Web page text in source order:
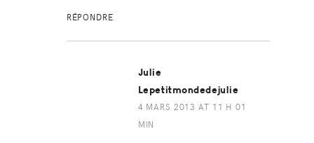
RÉPONDRE
Julie
Lepetitmondedejulie
4 MARS 2013 AT 11 H 01
MIN